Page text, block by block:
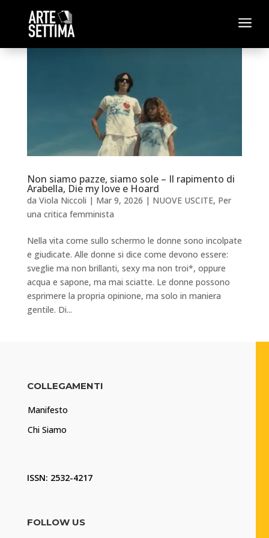
a
Non siamo pazze, siamo sole – Il rapimento di
Arabella, Die my love e Hoard
da Viola Niccoli | Mar 9, 2026 | NUOVE USCITE, Per
una critica femminista
Nella vita come sullo schermo le donne sono incolpate
e giudicate. Alle donne si dice come devono essere:
sveglie ma non brillanti, sexy ma non troi*, oppure
acqua e sapone, ma mai sciatte. Le donne possono
esprimere la propria opinione, ma solo in maniera
gentile. Di...
COLLEGAMENTI
Manifesto
Chi Siamo
ISSN: 2532-4217
FOLLOW US